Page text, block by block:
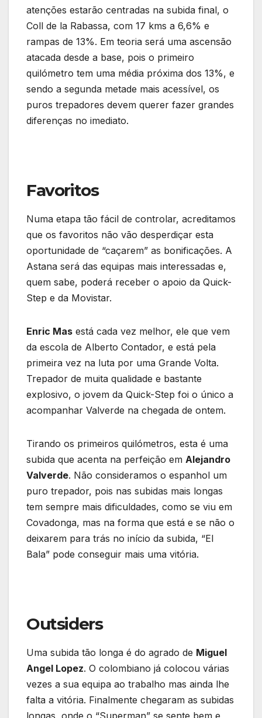
atenções estarão centradas na subida final, o
Coll de la Rabassa, com 17 kms a 6,6% e
rampas de 13%. Em teoria será uma ascensão
atacada desde a base, pois o primeiro
quilómetro tem uma média próxima dos 13%, e
sendo a segunda metade mais acessível, os
puros trepadores devem querer fazer grandes
diferenças no imediato.
Favoritos
Numa etapa tão fácil de controlar, acreditamos
que os favoritos não vão desperdiçar esta
oportunidade de “caçarem” as bonificações. A
Astana será das equipas mais interessadas e,
quem sabe, poderá receber o apoio da Quick-
Step e da Movistar.
Enric Mas está cada vez melhor, ele que vem
da escola de Alberto Contador, e está pela
primeira vez na luta por uma Grande Volta.
Trepador de muita qualidade e bastante
explosivo, o jovem da Quick-Step foi o único a
acompanhar Valverde na chegada de ontem.
Tirando os primeiros quilómetros, esta é uma
subida que acenta na perfeição em Alejandro
Valverde. Não consideramos o espanhol um
puro trepador, pois nas subidas mais longas
tem sempre mais dificuldades, como se viu em
Covadonga, mas na forma que está e se não o
deixarem para trás no início da subida, “El
Bala” pode conseguir mais uma vitória.
Outsiders
Uma subida tão longa é do agrado de Miguel
Angel Lopez. O colombiano já colocou várias
vezes a sua equipa ao trabalho mas ainda lhe
falta a vitória. Finalmente chegaram as subidas